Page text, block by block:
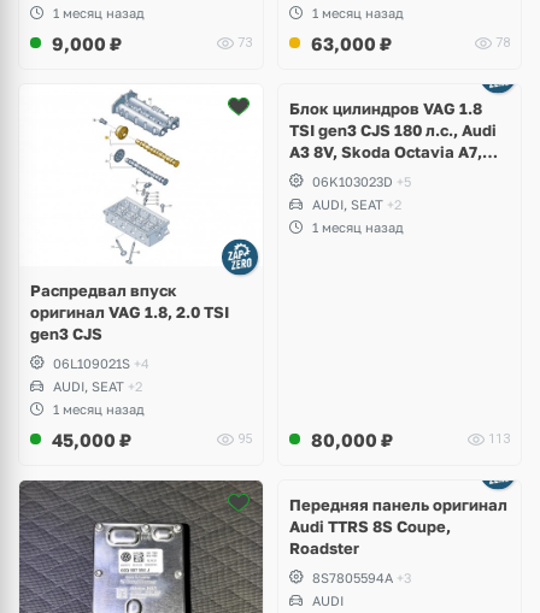
1 месяц назад
9,000 ₽ 73
1 месяц назад
63,000 ₽ 78
Распредвал впуск
оригинал VAG 1.8, 2.0 TSI
gen3 CJS
06L109021S +4
AUDI, SEAT +2
1 месяц назад
45,000 ₽ 95
2 фото
Блок цилиндров VAG 1.8
TSI gen3 CJS 180 л.с., Audi
A3 8V, Skoda Octavia A7,
Superb, Volkswagen Passat
B8, Golf VII Alltrack, Seat
Leon
06K103023D +5
AUDI, SEAT +2
1 месяц назад
80,000 ₽ 113
2 фото
Передняя панель оригинал
Audi TTRS 8S Coupe,
Roadster
8S7805594A +3
AUDI